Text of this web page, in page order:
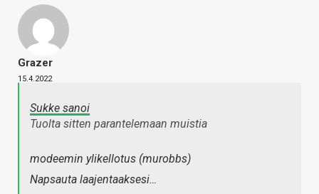
Grazer
15.4.2022
Sukke sanoi
Tuolta sitten parantelemaan muistia
modeemin ylikellotus (murobbs)
Napsauta laajentaaksesi…